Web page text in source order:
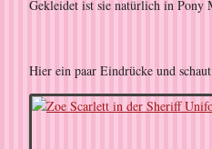
Gekleidet ist sie natürlich in Pony
Hier ein paar Eindrücke und